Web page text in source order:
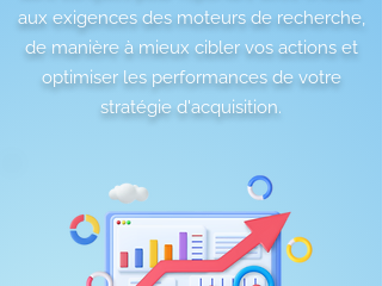
aux exigences des moteurs de recherche,
de manière à mieux cibler vos actions et
optimiser les performances de votre
stratégie d'acquisition.